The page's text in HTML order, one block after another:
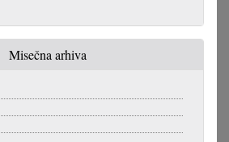
Misečna arhiva